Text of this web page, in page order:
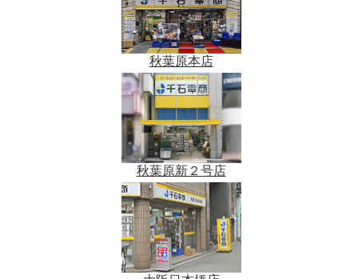
秋葉原本店
秋葉原新２号店